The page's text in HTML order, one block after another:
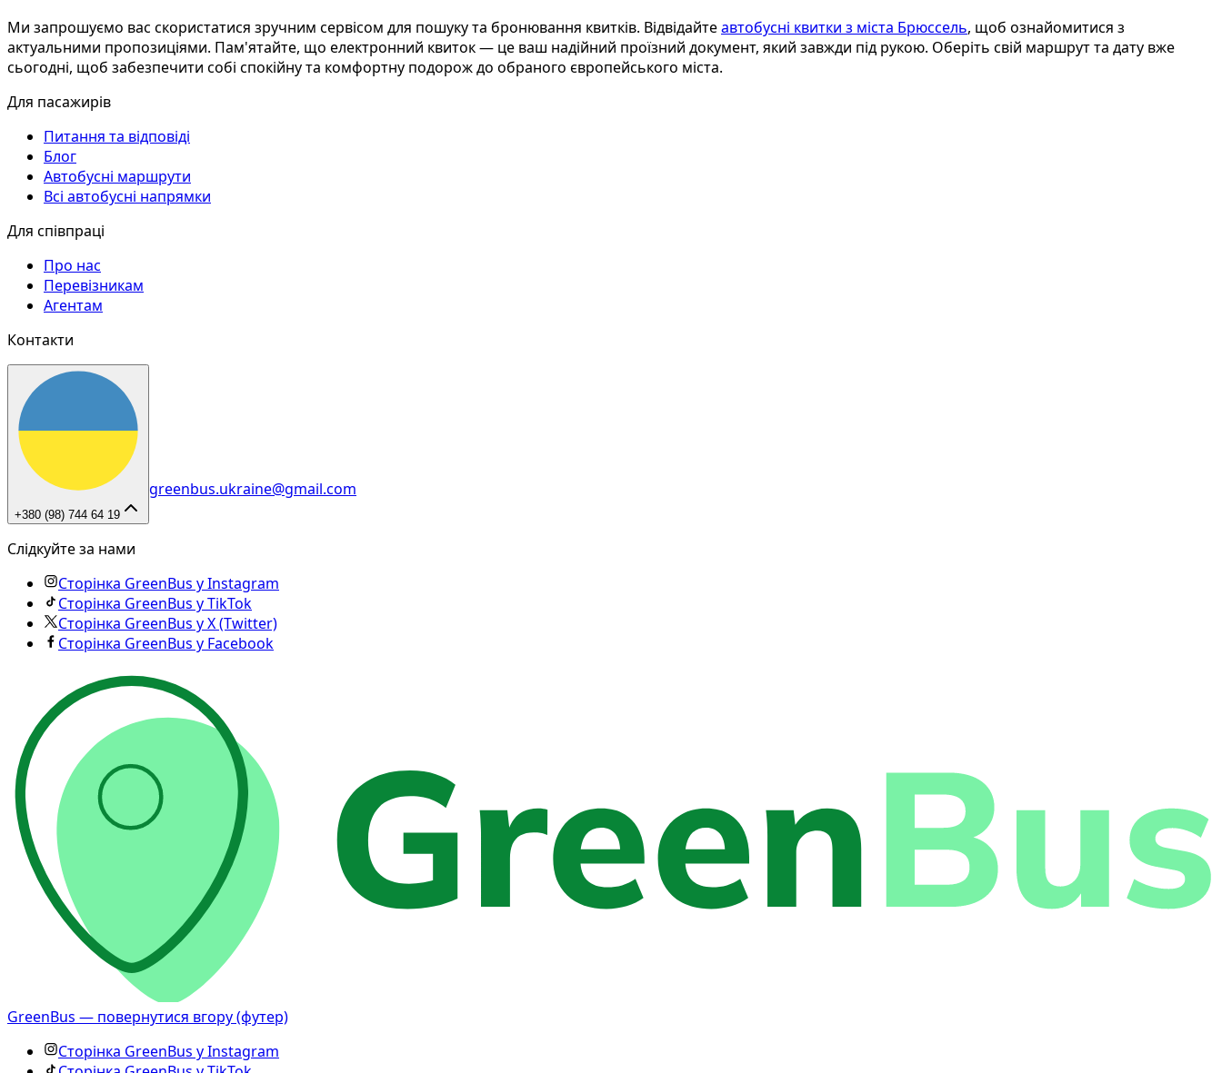
Ми запрошуємо вас скористатися зручним сервісом для пошуку та бронювання квитків. Відвідайтеавтобусні квитки з міста Брюссель, щоб ознайомитися з
актуальними пропозиціями. Пам'ятайте, що електронний квиток — це ваш надійний проїзний документ, який завжди під рукою. Оберіть свій маршрут та дату вже
сьогодні, щоб забезпечити собі спокійну та комфортну подорож до обраного європейського міста.
Для пасажирів
Питання та відповіді
Блог
Автобусні маршрути
Всі автобусні напрямки
Для співпраці
Про нас
Перевізникам
Агентам
Контакти
+380 (98) 744 64 19
greenbus.ukraine@gmail.com
Слідкуйте за нами
Сторінка GreenBus у Instagram
Сторінка GreenBus у TikTok
Сторінка GreenBus у X (Twitter)
Сторінка GreenBus у Facebook
GreenBus — повернутися вгору (футер)
Сторінка GreenBus у Instagram